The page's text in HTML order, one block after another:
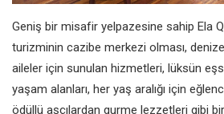
Geniş bir misafir yelpazesine sahip Ela
turizminin cazibe merkezi olması,
aileler için sunulan hizmetleri, lüksün
yaşam alanları, her yaş aralığı için
ödüllü aşçılardan gurme lezzetleri gibi